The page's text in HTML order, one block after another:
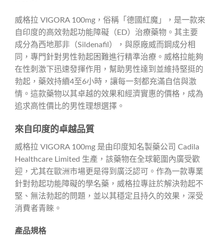
威格拉 VIGORA 100mg，俗稱「德國紅魔」，是一款來
自印度的高效勃起功能障礙（ED）治療藥物。其主要
成分為西地那非（Sildenafil），與原廠威而鋼成分相
同，專門針對男性勃起困難進行精準治療。威格拉能夠
在性刺激下迅速發揮作用，幫助男性達到並維持堅挺的
勃起，藥效持續4至6小時，讓每一刻都充滿自信與激
情。這款藥物以其卓越的效果和經濟實惠的價格，成為
追求高性價比的男性理想選擇。
來自印度的卓越品質
威格拉 VIGORA 100mg 是由印度知名製藥公司 Cadila
Healthcare Limited 生產，該藥物在全球範圍內廣受歡
迎，尤其在歐洲市場更是得到廣泛認可。作為一款專業
針對勃起功能障礙的學名藥，威格拉專註於解決勃起不
堅、無法勃起的問題，並以其穩定且持久的效果，深受
消費者青睞。
產品規格